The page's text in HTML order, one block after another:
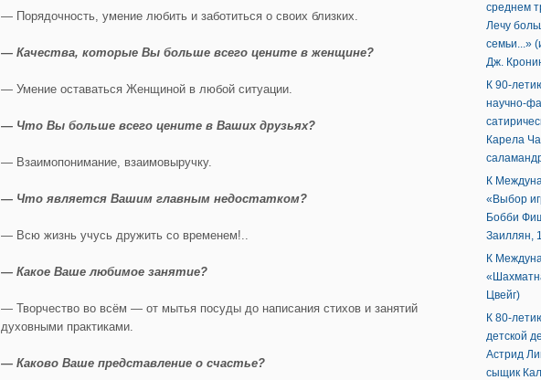
— Порядочность, умение любить и заботиться о своих близких.
— Качества, которые Вы больше всего цените в женщине?
— Умение оставаться Женщиной в любой ситуации.
— Что Вы больше всего цените в Ваших друзьях?
— Взаимопонимание, взаимовыручку.
— Что является Вашим главным недостатком?
— Всю жизнь учусь дружить со временем!..
— Какое Ваше любимое занятие?
— Творчество во всём — от мытья посуды до написания стихов и занятий
духовными практиками.
— Каково Ваше представление о счастье?
среднем
Лечу
семьи...»
Дж.
К 90-
научно-
Карела
К
«Выбор
Бобби
Заиллян,
К
Цвейг)
К 80-
детской
Астрид
сыщик